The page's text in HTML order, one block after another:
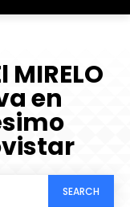
MIRELO
en
SEARCH